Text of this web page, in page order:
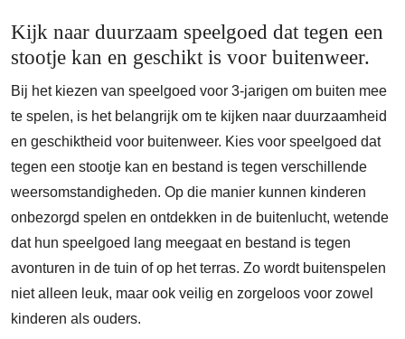
Kijk naar duurzaam speelgoed dat tegen een
stootje kan en geschikt is voor buitenweer.
Bij het kiezen van speelgoed voor 3-jarigen om buiten mee
te spelen, is het belangrijk om te kijken naar duurzaamheid
en geschiktheid voor buitenweer. Kies voor speelgoed dat
tegen een stootje kan en bestand is tegen verschillende
weersomstandigheden. Op die manier kunnen kinderen
onbezorgd spelen en ontdekken in de buitenlucht, wetende
dat hun speelgoed lang meegaat en bestand is tegen
avonturen in de tuin of op het terras. Zo wordt buitenspelen
niet alleen leuk, maar ook veilig en zorgeloos voor zowel
kinderen als ouders.